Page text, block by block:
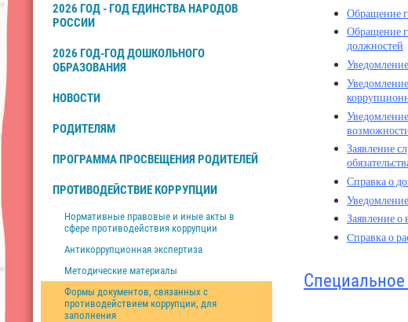
2026 ГОД - ГОД ЕДИНСТВА НАРОДОВ
РОССИИ
2026 ГОД-ГОД ДОШКОЛЬНОГО
ОБРАЗОВАНИЯ
НОВОСТИ
РОДИТЕЛЯМ
ПРОГРАММА ПРОСВЕЩЕНИЯ РОДИТЕЛЕЙ
ПРОТИВОДЕЙСТВИЕ КОРРУПЦИИ
Нормативные правовые и иные акты в
сфере противодействия коррупции
Антикоррупционная экспертиза
Методические материалы
Формы документов, связанных с
противодействием коррупции, для
заполнения
Обращение
Обращение
должностей
Заявление
Справка о
Заявление о
Cправка о